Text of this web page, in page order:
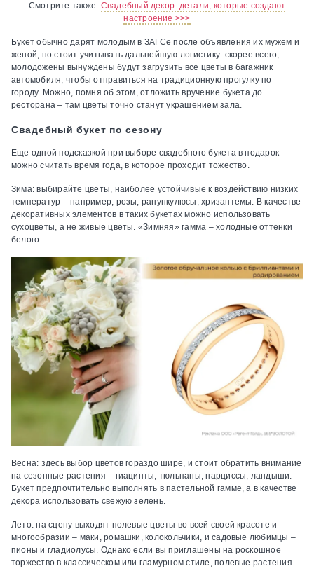
Смотрите также: Свадебный декор: детали, которые создают
настроение >>>
Букет обычно дарят молодым в ЗАГСе после объявления их мужем и
женой, но стоит учитывать дальнейшую логистику: скорее всего,
молодожены вынуждены будут загрузить все цветы в багажник
автомобиля, чтобы отправиться на традиционную прогулку по
городу. Можно, помня об этом, отложить вручение букета до
ресторана – там цветы точно станут украшением зала.
Свадебный букет по сезону
Еще одной подсказкой при выборе свадебного букета в подарок
можно считать время года, в которое проходит тожество.
Зима: выбирайте цветы, наиболее устойчивые к воздействию низких
температур – например, розы, ранункулюсы, хризантемы. В качестве
декоративных элементов в таких букетах можно использовать
сухоцветы, а не живые цветы. «Зимняя» гамма – холодные оттенки
белого.
Весна: здесь выбор цветов гораздо шире, и стоит обратить внимание
на сезонные растения – гиацинты, тюльпаны, нарциссы, ландыши.
Букет предпочтительно выполнять в пастельной гамме, а в качестве
декора использовать свежую зелень.
Лето: на сцену выходят полевые цветы во всей своей красоте и
многообразии – маки, ромашки, колокольчики, и садовые любимцы –
пионы и гладиолусы. Однако если вы приглашены на роскошное
торжество в классическом или гламурном стиле, полевые растения